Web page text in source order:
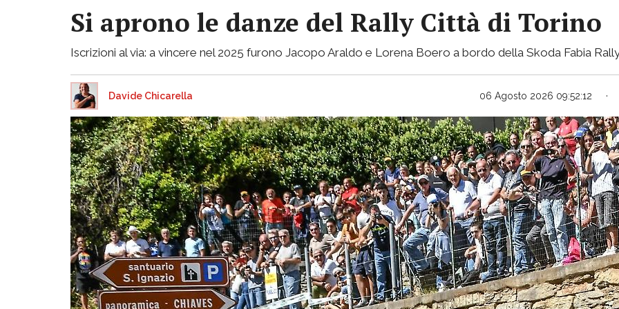
Si aprono le danze del Rally Città di Torino
Iscrizioni al via: a vincere nel 2025 furono Jacopo Araldo e Lorena Boero a bordo della Skoda Fabia
Davide Chicarella 06 Agosto 2026 09:52:12